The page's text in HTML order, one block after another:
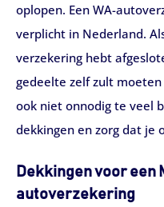
oplopen. Een WA-
verplicht in Nederland.
verzekering hebt
gedeelte zelf zult
ook niet onnodig te veel
dekkingen en zorg dat je
Dekkingen voor een
autoverzekering